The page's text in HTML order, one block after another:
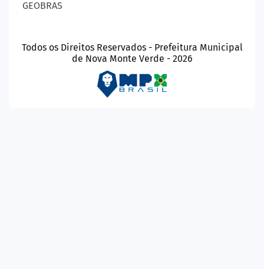
GEOBRAS
Todos os Direitos Reservados - Prefeitura Municipal
de Nova Monte Verde - 2026